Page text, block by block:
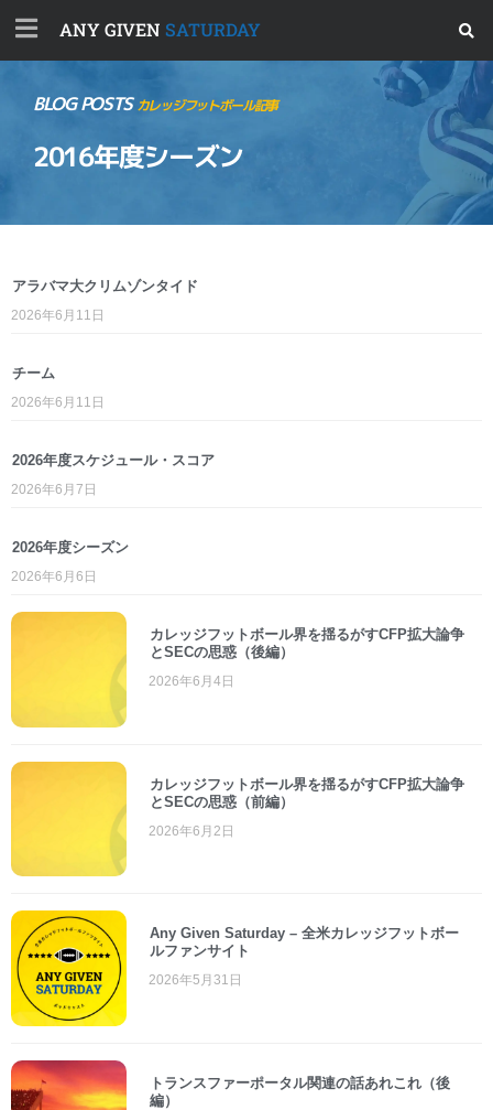
ANY GIVEN SATURDAY
BLOG POSTSカレッジフットボール記事
2016年度シーズン
アラバマ大クリムゾンタイド
2026年6月11日
チーム
2026年6月11日
2026年度スケジュール・スコア
2026年6月7日
2026年度シーズン
2026年6月6日
カレッジフットボール界を揺るがすCFP拡大論争
とSECの思惑（後編）
2026年6月4日
カレッジフットボール界を揺るがすCFP拡大論争
とSECの思惑（前編）
2026年6月2日
Any Given Saturday – 全米カレッジフットボー
ルファンサイト
2026年5月31日
トランスファーポータル関連の話あれこれ（後
編）